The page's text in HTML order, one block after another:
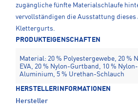
zugängliche fünfte Materialschlaufe
vervollständigen die Ausstattung
Klettergurts.
PRODUKTEIGENSCHAFTEN
Material: 20 % Polyestergewebe, 20 %
EVA, 20 % Nylon-Gurtband, 10 %
Aluminium, 5 % Urethan-Schlauch
HERSTELLERINFORMATIONEN
Hersteller